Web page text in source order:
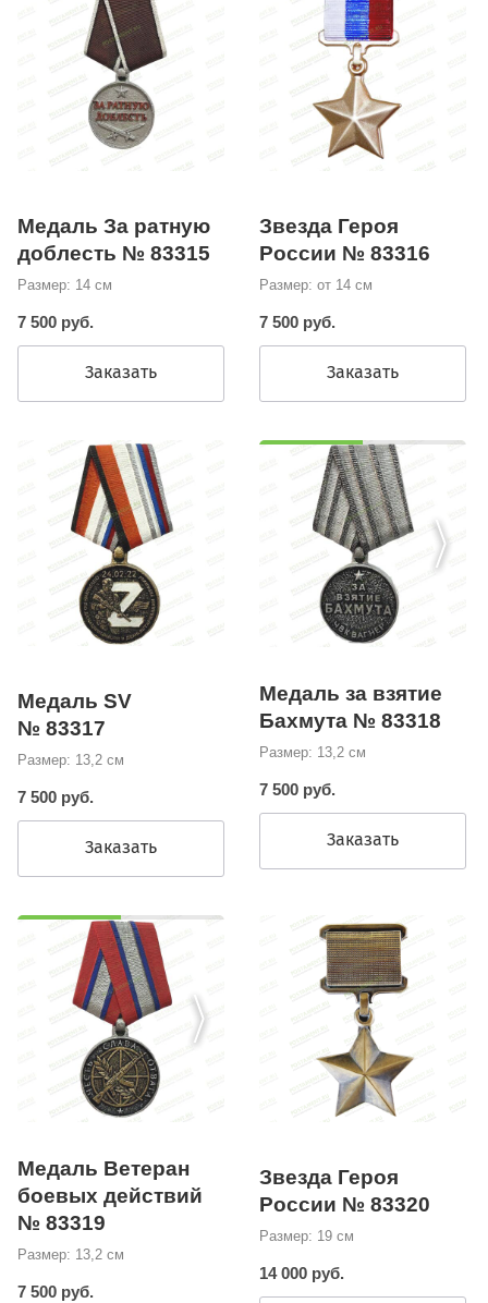
Медаль За ратную
доблесть № 83315
Размер: 14 см
7 500 руб.
Заказать
Звезда Героя
России № 83316
Размер: от 14 см
7 500 руб.
Заказать
Медаль SV
№ 83317
Размер: 13,2 см
7 500 руб.
Заказать
Медаль за взятие
Бахмута № 83318
Размер: 13,2 см
7 500 руб.
Заказать
Медаль Ветеран
боевых действий
№ 83319
Размер: 13,2 см
7 500 руб.
Звезда Героя
России № 83320
Размер: 19 см
14 000 руб.